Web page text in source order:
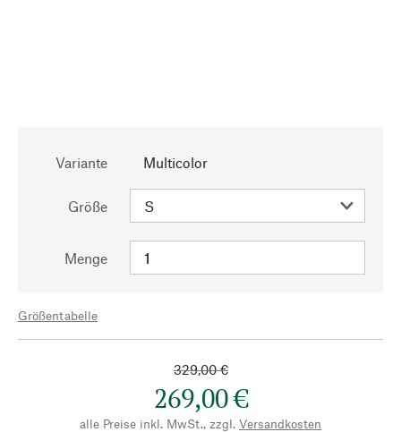
Variante Multicolor
Größe
Menge
Größentabelle
329,00 €
269,00 €
alle Preise inkl. MwSt., zzgl. Versandkosten